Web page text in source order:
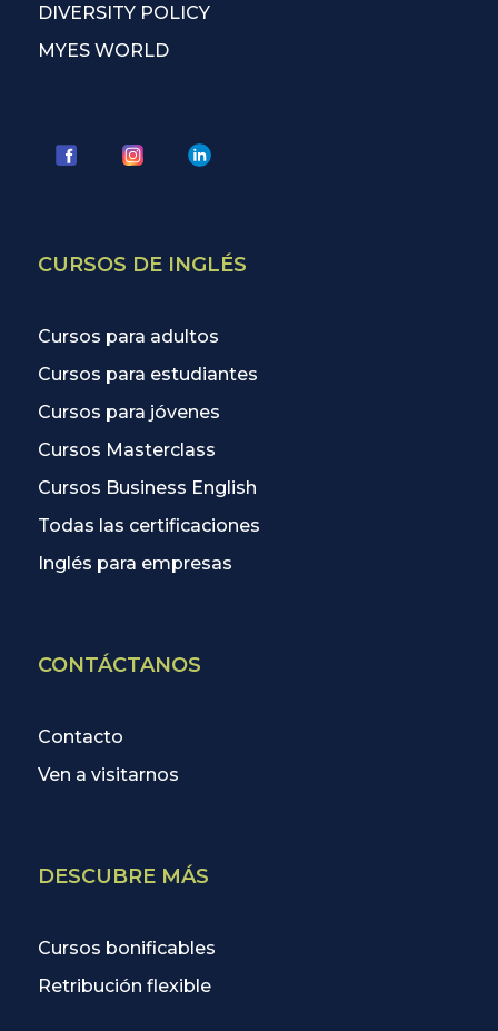
DIVERSITY POLICY
MYES WORLD
CURSOS DE INGLÉS
Cursos para adultos
Cursos para estudiantes
Cursos para jóvenes
Cursos Masterclass
Cursos Business English
Todas las certificaciones
Inglés para empresas
CONTÁCTANOS
Contacto
Ven a visitarnos
DESCUBRE MÁS
Cursos bonificables
Retribución flexible